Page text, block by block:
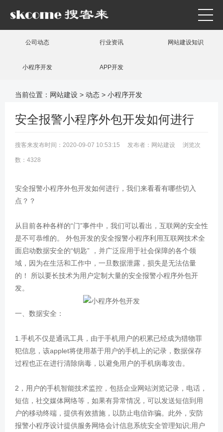
公司动态 行业资讯 网站建设知识
小程序开发 APP开发
当前位置： 网站建设 > 动态 > 小程序开发
安全报警小程序外包开发如何进行
搜客来发布时间：2020-09-07 10:53:15 发布者：网站建设 浏览次
数：4328
安全报警小程序外包开发如何进行，我们来看看有哪些切入
点？？
从目前各种各样的“门”事件中，我们可以看出，互联网的安全性
是不可恭维的。 外包开发的安全报警小程序利用互联网技术全
面启动数据安全的“钥匙” ，并广泛应用于社会保障的各个领
域，因为在生活和工作中，一旦数据泄露，损失是无法估量
的！ 所以要长技术为用户定制大量的安全报警小程序外包开
发。
一、数据安全：
1.手机不仅是通讯工具，由于手机用户的积累已经成为猎物罪
犯信息，该applet将使用基于用户的手机上的记录，数据保存
过程也正在进行清除病毒，以避免用户的手机病毒攻击。
2，用户的手机智能技术监控，包括企业网站浏览记录，电话，
短信，社交媒体网络等，如果有异常情况，可以发送短信到用
户的移动终端，提供有效措施，以防止电信诈骗。此外，安防
报警小程序设计提供服务网络会计信息系统安全管理知识;用户